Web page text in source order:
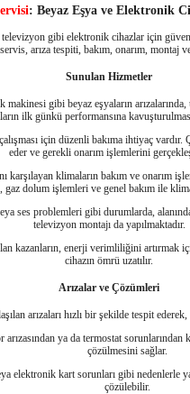
: Beyaz Eşya ve Elektronik
gibi elektronik cihazlar için
arıza tespiti, bakım, onarım, montaj
Sunulan Hizmetler
makinesi gibi beyaz eşyaların
ilk günkü performansına
için düzenli bakıma ihtiyaç vardır.
eder ve gerekli onarım işlemlerini
karşılayan klimaların bakım ve onarım
gaz dolum işlemleri ve genel bakım ile
ses problemleri gibi durumlarda,
televizyon montajı da yapılmaktadır.
kazanların, enerji verimliliğini artırmak
cihazın ömrü uzatılır.
Arızalar ve Çözümleri
arızaları hızlı bir şekilde tespit
ya da termostat
çözülmesini sağlar.
elektronik kart sorunları gibi nedenlerle
çözülebilir.